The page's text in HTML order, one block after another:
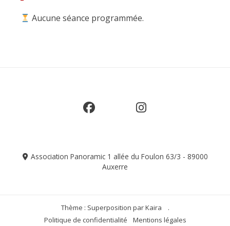
Aucune séance programmée.
Association Panoramic 1 allée du Foulon 63/3 - 89000
Auxerre
Thème : Superposition parKaira
.
Politique de confidentialité
Mentions légales